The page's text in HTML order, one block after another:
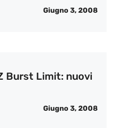
Giugno 3, 2008
Burst Limit: nuovi
Giugno 3, 2008